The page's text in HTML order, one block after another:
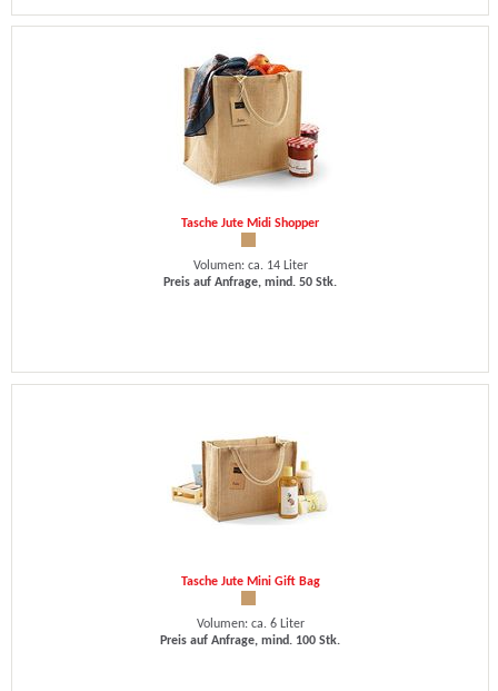
Tasche Jute Midi Shopper
Volumen: ca. 14 Liter
Preis auf Anfrage, mind. 50 Stk.
Tasche Jute Mini Gift Bag
Volumen: ca. 6 Liter
Preis auf Anfrage, mind. 100 Stk.